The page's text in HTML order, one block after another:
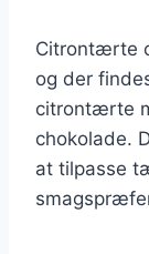
Citrontærte
og der
citrontærte
chokolade.
at tilpasse